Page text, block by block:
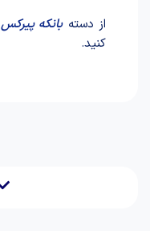
از دستهبانکه پیرکس
کنید.